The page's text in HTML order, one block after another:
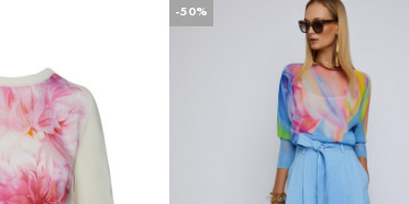
Выбор Brand-a-Porter
Новые поступления
По возрастанию цены
-50%